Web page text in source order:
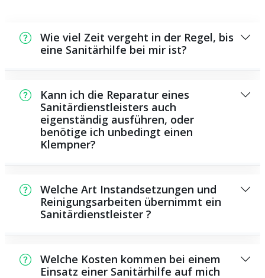
Wie viel Zeit vergeht in der Regel, bis
eine Sanitärhilfe bei mir ist?
Zeit bei Ihnen vor Ort sein. Dies hängt aber
auch von der Auftragslage zu diesem
Zeitraum ab und von der Verkehrslage und
der Entfernung zu Ihnen.
Kann ich die Reparatur eines
Sanitärdienstleisters auch
eigenständig ausführen, oder
benötige ich unbedingt einen
Klempner?
Wartungsarbeiten, die Sie eigenständig
durchführen können, zum Beispiel die
Anwendung von Rohrreinigungsmitteln aus
Einsatz von Spezialwerkzeug oder
umfangreichem Wissen benötigen, besser
Welche Art Instandsetzungen und
Reinigungsarbeiten übernimmt ein
Sanitärdienstleister ?
Anzahl von Instandsetzungen und
Reinigungsarbeiten, darunter die Installation
Welche Kosten kommen bei einem
Einsatz einer Sanitärhilfe auf mich